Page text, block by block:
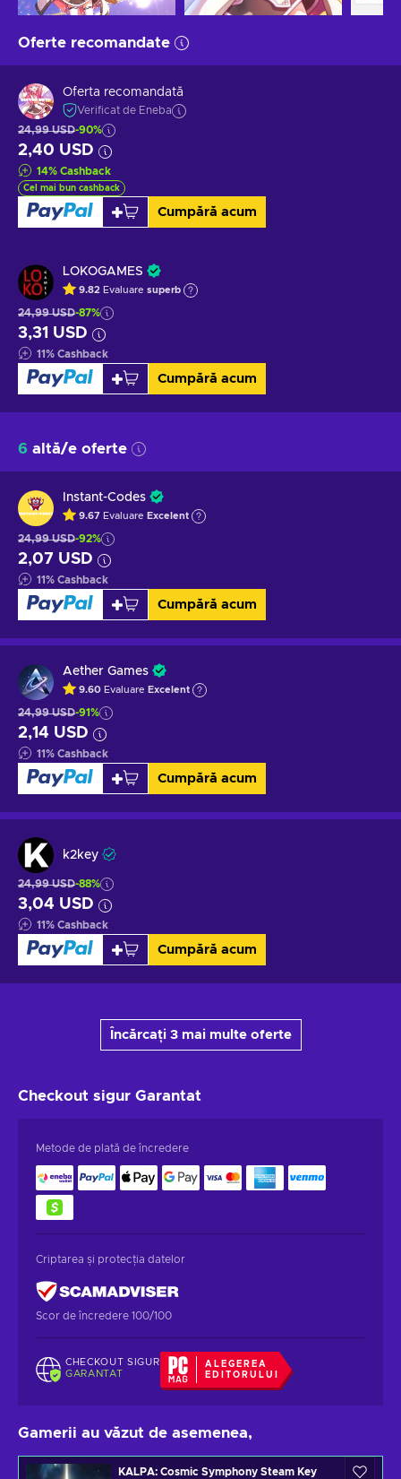
Oferte recomandate
Oferta recomandată
Verificat de Eneba
24,99 USD-90%
2,40 USD
14% Cashback
Cel mai bun cashback
Cumpără acum
LOKOGAMES
9.82 Evaluare superb
24,99 USD-87%
3,31 USD
11% Cashback
Cumpără acum
6 altă/e oferte
Instant-Codes
9.67 Evaluare Excelent
24,99 USD-92%
2,07 USD
11% Cashback
Cumpără acum
Aether Games
9.60 Evaluare Excelent
24,99 USD-91%
2,14 USD
11% Cashback
Cumpără acum
k2key
24,99 USD-88%
3,04 USD
11% Cashback
Cumpără acum
Încărcați 3 mai multe oferte
Checkout sigur Garantat
Metode de plată de încredere
Criptarea și protecția datelor
Scor de încredere 100/100
CHECKOUT SIGUR
GARANTAT
ALEGEREA
EDITORULUI
Gamerii au văzut de asemenea,
KALPA: Cosmic Symphony Steam Key